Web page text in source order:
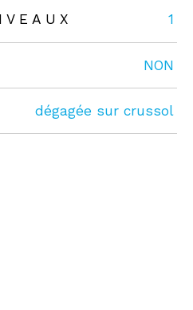
1
NON
dégagée sur crussol